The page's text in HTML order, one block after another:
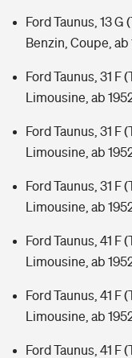
Ford Taunus, 13 G
Benzin, Coupe, ab
Ford Taunus, 31 F
Limousine, ab
Ford Taunus, 31 F
Limousine, ab
Ford Taunus, 31 F
Limousine, ab
Ford Taunus, 41 F
Limousine, ab
Ford Taunus, 41 F
Limousine, ab
Ford Taunus, 41 F